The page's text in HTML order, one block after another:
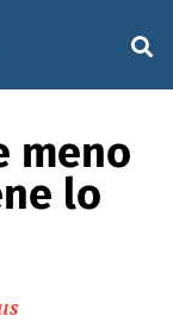
meno
lo